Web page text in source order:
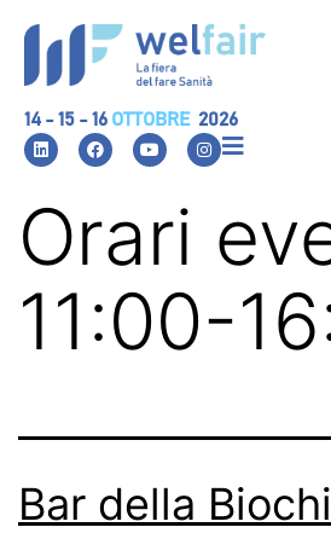
14 - 15 - 16 OTTOBRE 2026
Orari
11:00-
Bar della